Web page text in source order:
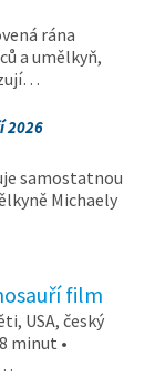
rána
a umělkyň,
2026
samostatnou
Michaely
film
USA, český
minut •